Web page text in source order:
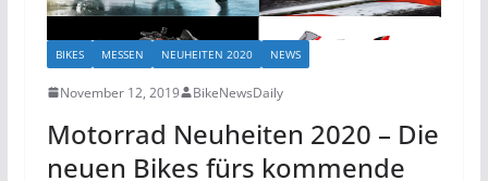
BIKES MESSEN NEUHEITEN 2020 NEWS
November 12, 2019 BikeNewsDaily
Motorrad Neuheiten 2020 – Die
neuen Bikes fürs kommende